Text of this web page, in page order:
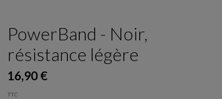
PowerBand - Noir,
résistance légère
16,90 €
TTC